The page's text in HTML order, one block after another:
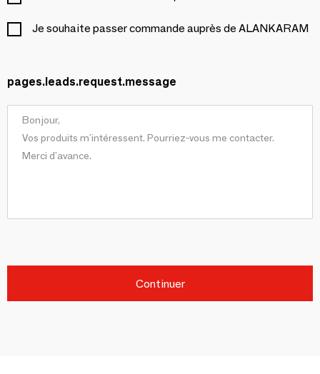
Je souhaite passer commande auprès de ALANKARAM
pages.leads.request.message
Continuer